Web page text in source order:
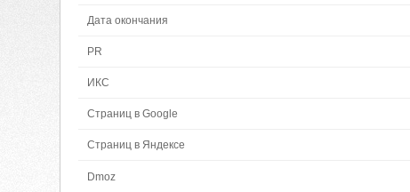
Дата окончания
PR
ИКС
Страниц в Google
Страниц в Яндексе
Dmoz